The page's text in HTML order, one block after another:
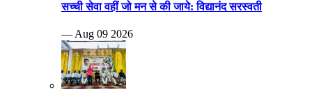
सच्ची सेवा वहीं जो मन से की जाये: विद्यानंद सरस्वती
— Aug 09 2026